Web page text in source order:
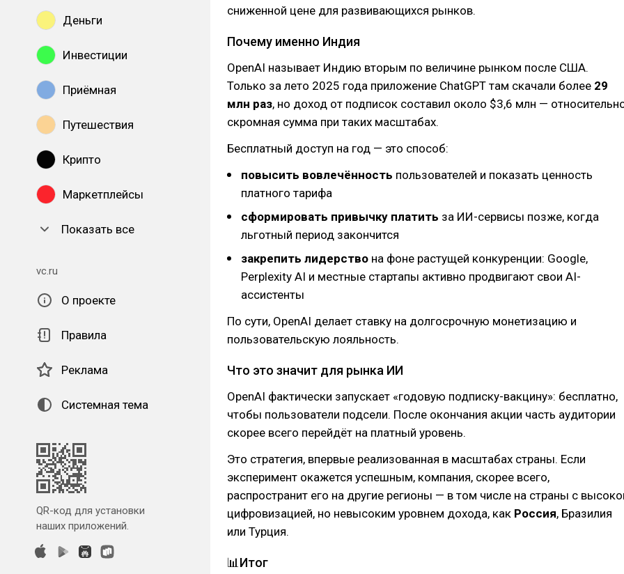
Деньги
Инвестиции
Приёмная
Путешествия
Крипто
Маркетплейсы
Показать все
vc.ru
О проекте
Правила
Реклама
Системная тема
QR-код для установки
наших приложений.
сниженной цене для развивающихся рынков.
Почему именно Индия
OpenAI называет Индию вторым по величине рынком после США.
Только за лето 2025 года приложение ChatGPT там скачали более 29
млн раз, но доход от подписок составил около $3,6 млн —
скромная сумма при таких масштабах.
Бесплатный доступ на год — это способ:
повысить вовлечённость пользователей и показать ценность
платного тарифа
сформировать привычку платить за ИИ-сервисы позже, когда
льготный период закончится
закрепить лидерство на фоне растущей конкуренции: Google,
Perplexity AI и местные стартапы активно продвигают свои AI-
ассистенты
По сути, OpenAI делает ставку на долгосрочную монетизацию и
пользовательскую лояльность.
Что это значит для рынка ИИ
OpenAI фактически запускает «годовую подписку-вакцину»: бесплатно,
чтобы пользователи подсели. После окончания акции часть аудитории
скорее всего перейдёт на платный уровень.
Это стратегия, впервые реализованная в масштабах страны. Если
эксперимент окажется успешным, компания, скорее всего,
распространит его на другие регионы — в том числе на страны с
цифровизацией, но невысоким уровнем дохода, как Россия, Бразилия
или Турция.
📊Итог